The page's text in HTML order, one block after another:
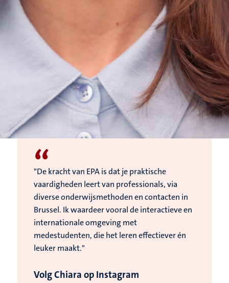
“
"De kracht van EPA is dat je praktische
vaardigheden leert van professionals, via
diverse onderwijsmethoden en contacten in
Brussel. Ik waardeer vooral de interactieve en
internationale omgeving met
medestudenten, die het leren effectiever én
leuker maakt."
Volg Chiara op Instagram